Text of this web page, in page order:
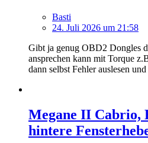
Basti
24. Juli 2026 um 21:58
Gibt ja genug OBD2 Dongles
ansprechen kann mit Torque
dann selbst Fehler auslesen
Megane II Cabrio,
hintere